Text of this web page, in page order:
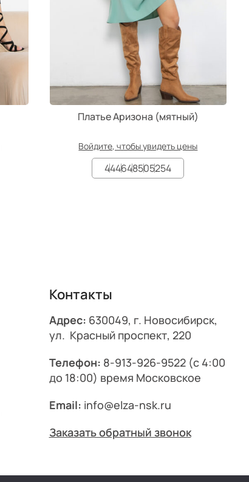
Платье Аризона (мятный)
Войдите, чтобы увидеть цены
444648505254
Контакты
Адрес: 630049, г. Новосибирск,
ул. Красный проспект, 220
Телефон: 8-913-926-9522(с 4:00
до 18:00) время Московское
Email: info@elza-nsk.ru
Заказать обратный звонок